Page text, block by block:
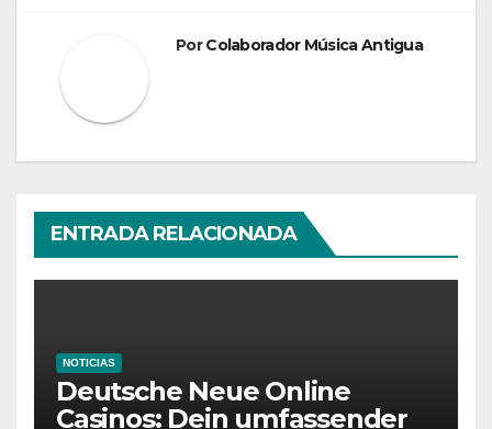
PorColaborador Música Antigua
ENTRADA RELACIONADA
NOTICIAS
Deutsche Neue Online
Casinos: Dein umfassender